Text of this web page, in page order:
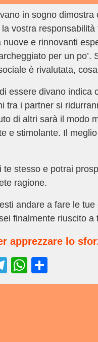
in sogno
vostra
nuove e rinnovanti
per un
è rivalutata,
essere divano indica
tra i partner si
di altri sarà il modo
e stimolante. Il
te stesso e potrai
ragione.
andare a fare le
finalmente riuscito
apprezzare lo
T
el
W
h
o